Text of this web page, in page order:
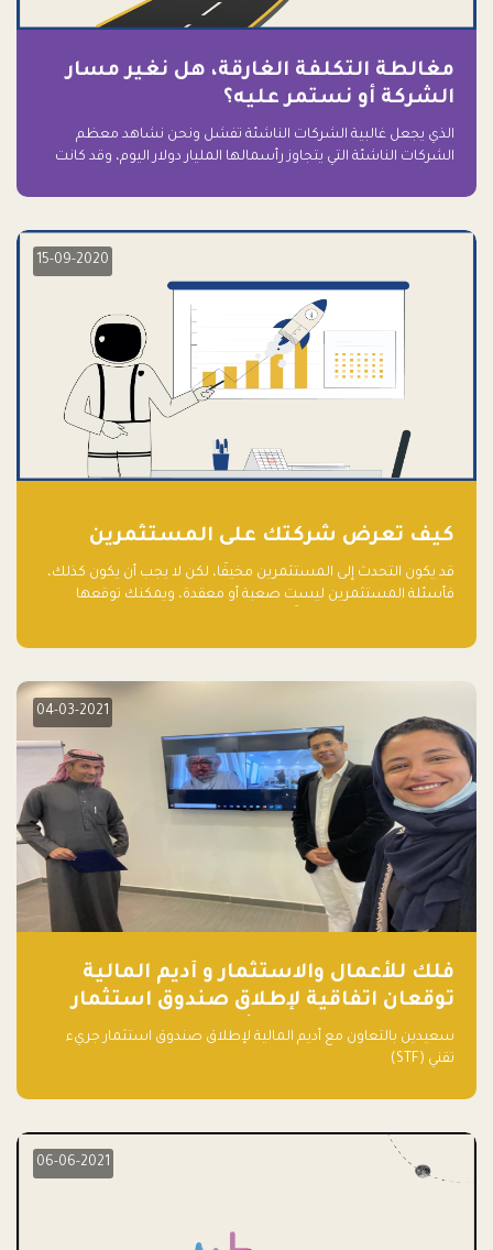
مغالطة التكلفة الغارقة، هل نغير مسار
الشركة أو نستمر عليه؟
الذي يجعل غالبية الشركات الناشئة تفشل ونحن نشاهد معظم
الشركات الناشئة التي يتجاوز رأسمالها المليار دولار اليوم، وقد كانت
15-09-2020
كيف تعرض شركتك على المستثمرين
قد يكون التحدث إلى المستثمرين مخيفًا، لكن لا يجب أن يكون كذلك،
فأسئلة المستثمرين ليست صعبة أو معقدة، ويمكنك توقعها
04-03-2021
فلك للأعمال والاستثمار و أديم المالية
توقعان اتفاقية لإطلاق صندوق استثمار
جريء تقني (STF) - مشغل من قبل فـلك
سعيدين بالتعاون مع أديم المالية لإطلاق صندوق استثمار جريء
تقني (STF)
06-06-2021